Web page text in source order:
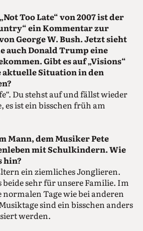
Too Late“ von 2007 ist der
ein Kommentar zur
George W. Bush. Jetzt sieht
auch Donald Trump eine
Gibt es auf „Visions“
aktuelle Situation in den
Du stehst auf und fällst wieder
es ist ein bisschen früh am
Mann, dem Musiker Pete
mit Schulkindern. Wie
hin?
ein ziemliches Jonglieren.
sehr für unsere Familie. Im
Tage wie bei anderen
sind ein bisschen anders
werden.